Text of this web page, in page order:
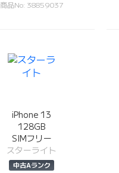
商品No: 38859037
iPhone 13
128GB
SIMフリー
スターライト
中古Aランク